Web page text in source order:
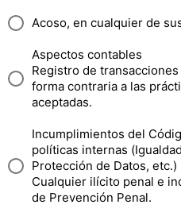
Acoso, en cualquier de
Aspectos contables
Registro de
forma contraria a las
aceptadas.
Incumplimientos del
políticas internas
Protección de Datos, etc.)
Cualquier ilícito penal e
de Prevención Penal.